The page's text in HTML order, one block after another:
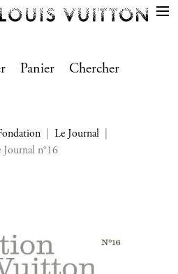
Panier Chercher
Le Journal
n°16